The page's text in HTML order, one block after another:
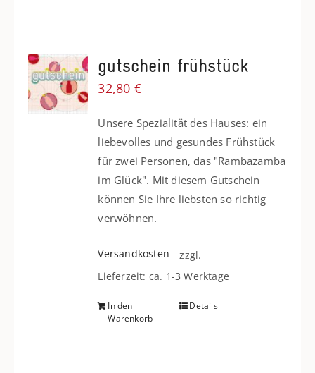
gutschein frühstück
32,80 €
Unsere Spezialität des Hauses: ein
liebevolles und gesundes Frühstück
für zwei Personen, das "Rambazamba
im Glück". Mit diesem Gutschein
können Sie Ihre liebsten so richtig
verwöhnen.
zzgl.
Versandkosten
Lieferzeit: ca. 1-3 Werktage
In den
Warenkorb
Details